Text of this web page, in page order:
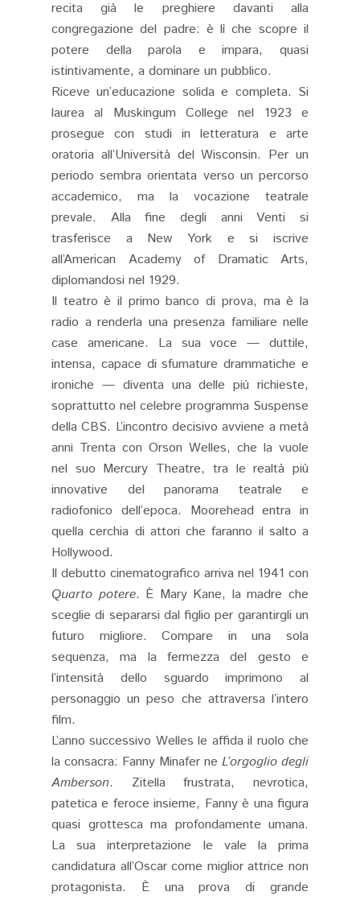
recita già le preghiere davanti alla
congregazione del padre: è lì che scopre il
potere della parola e impara, quasi
istintivamente, a dominare un pubblico.
Riceve un’educazione solida e completa. Si
laurea al Muskingum College nel 1923 e
prosegue con studi in letteratura e arte
oratoria all’Università del Wisconsin. Per un
periodo sembra orientata verso un percorso
accademico, ma la vocazione teatrale
prevale. Alla fine degli anni Venti si
trasferisce a New York e si iscrive
all’American Academy of Dramatic Arts,
diplomandosi nel 1929.
Il teatro è il primo banco di prova, ma è la
radio a renderla una presenza familiare nelle
case americane. La sua voce — duttile,
intensa, capace di sfumature drammatiche e
ironiche — diventa una delle più richieste,
soprattutto nel celebre programma Suspense
della CBS. L’incontro decisivo avviene a metà
anni Trenta con Orson Welles, che la vuole
nel suo Mercury Theatre, tra le realtà più
innovative del panorama teatrale e
radiofonico dell’epoca. Moorehead entra in
quella cerchia di attori che faranno il salto a
Hollywood.
Il debutto cinematografico arriva nel 1941 con
Quarto potere. È Mary Kane, la madre che
sceglie di separarsi dal figlio per garantirgli un
futuro migliore. Compare in una sola
sequenza, ma la fermezza del gesto e
l’intensità dello sguardo imprimono al
personaggio un peso che attraversa l’intero
film.
L’anno successivo Welles le affida il ruolo che
la consacra: Fanny Minafer ne L’orgoglio degli
Amberson. Zitella frustrata, nevrotica,
patetica e feroce insieme, Fanny è una figura
quasi grottesca ma profondamente umana.
La sua interpretazione le vale la prima
candidatura all’Oscar come miglior attrice non
protagonista. È una prova di grande